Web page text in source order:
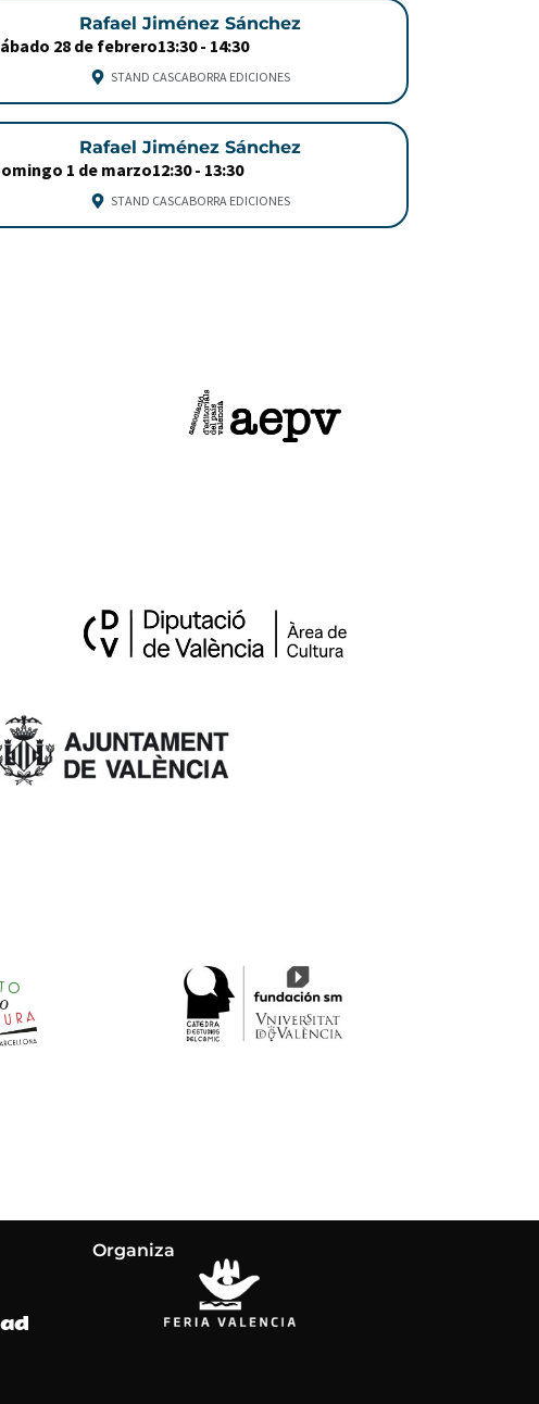
Rafael Jiménez Sánchez
28 de febrero13:30 - 14:30
STAND CASCABORRA EDICIONES
Rafael Jiménez Sánchez
1 de marzo12:30 - 13:30
STAND CASCABORRA EDICIONES
Organiza